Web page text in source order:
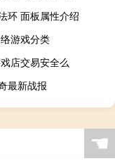
环 面板属性介绍
游戏分类
店交易安全么
最新战报
☚